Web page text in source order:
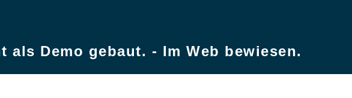
als Demo gebaut. - Im Web bewiesen.